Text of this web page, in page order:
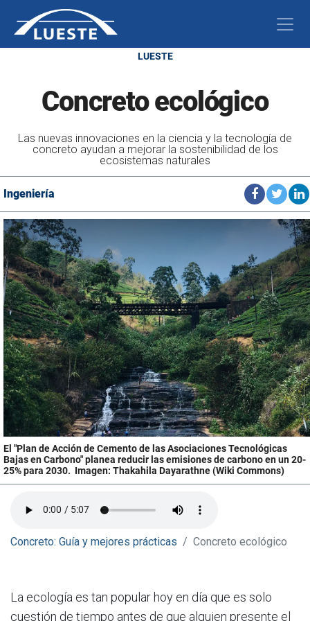
LUESTE
Concreto ecológico
Las nuevas innovaciones en la ciencia y la tecnología de
concreto ayudan a mejorar la sostenibilidad de los
ecosistemas naturales
Ingeniería
El "Plan de Acción de Cemento de las Asociaciones Tecnológicas
Bajas en Carbono" planea reducir las emisiones de carbono en un 20-
25% para 2030. Imagen: Thakahila Dayarathne (Wiki Commons)
Concreto: Guía y mejores prácticas Concreto ecológico
La ecología es tan popular hoy en día que es solo
cuestión de tiempo antes de que alguien presente el